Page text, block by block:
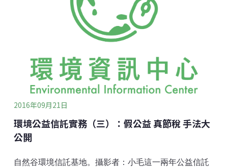
更新。發掘物業魅力──英國國民信託第一個步驟是透過
蒐集整理現有資料、研究，諮詢專業顧問及當地居民意
見，以瞭解一個物業的各種特色、重要性；重要性有時
是相對的，經由和國內或國際上其他相似物業的比較而
時常同時具有許多不同面向的特色與重要性。英國國民
信託從以下幾個面向進行評估與分析：歷史環境重要性/
文化重要性具有宗教、精神、紀念
2016年09月21日
環境公益信託實務（三）：假公益 真節稅 手法大
公開
自然谷環境信託基地。攝影者：小毛這一兩年公益信託